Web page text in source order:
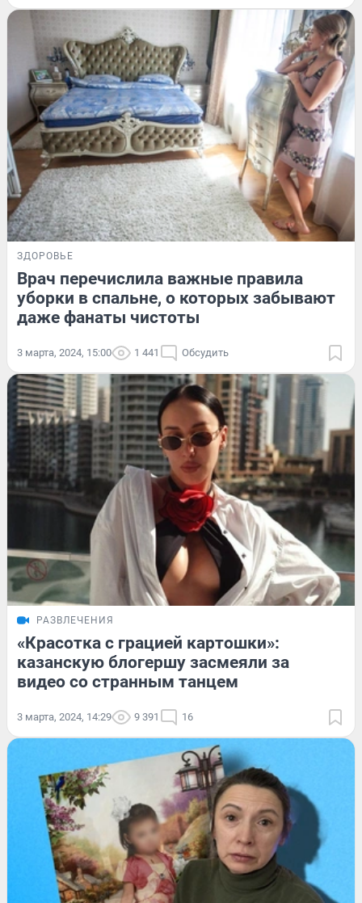
ЗДОРОВЬЕ
Врач перечислила важные правила
уборки в спальне, о которых забывают
даже фанаты чистоты
3 марта, 2024, 15:00 1 441 Обсудить
РАЗВЛЕЧЕНИЯ
«Красотка с грацией картошки»:
казанскую блогершу засмеяли за
видео со странным танцем
3 марта, 2024, 14:29 9 391 16